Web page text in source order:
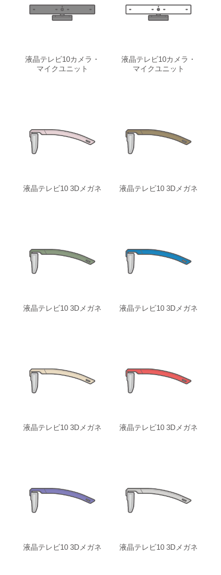
液晶テレビ10カメラ・
マイクユニット
液晶テレビ10カメラ・
マイクユニット
液晶テレビ10 3Dメガネ 液晶テレビ10 3Dメガネ
液晶テレビ10 3Dメガネ 液晶テレビ10 3Dメガネ
液晶テレビ10 3Dメガネ 液晶テレビ10 3Dメガネ
液晶テレビ10 3Dメガネ 液晶テレビ10 3Dメガネ